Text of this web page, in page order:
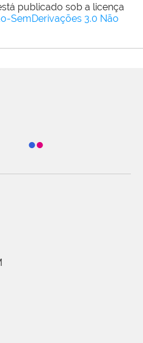
publicado sob a licença
SemDerivações 3.0 Não